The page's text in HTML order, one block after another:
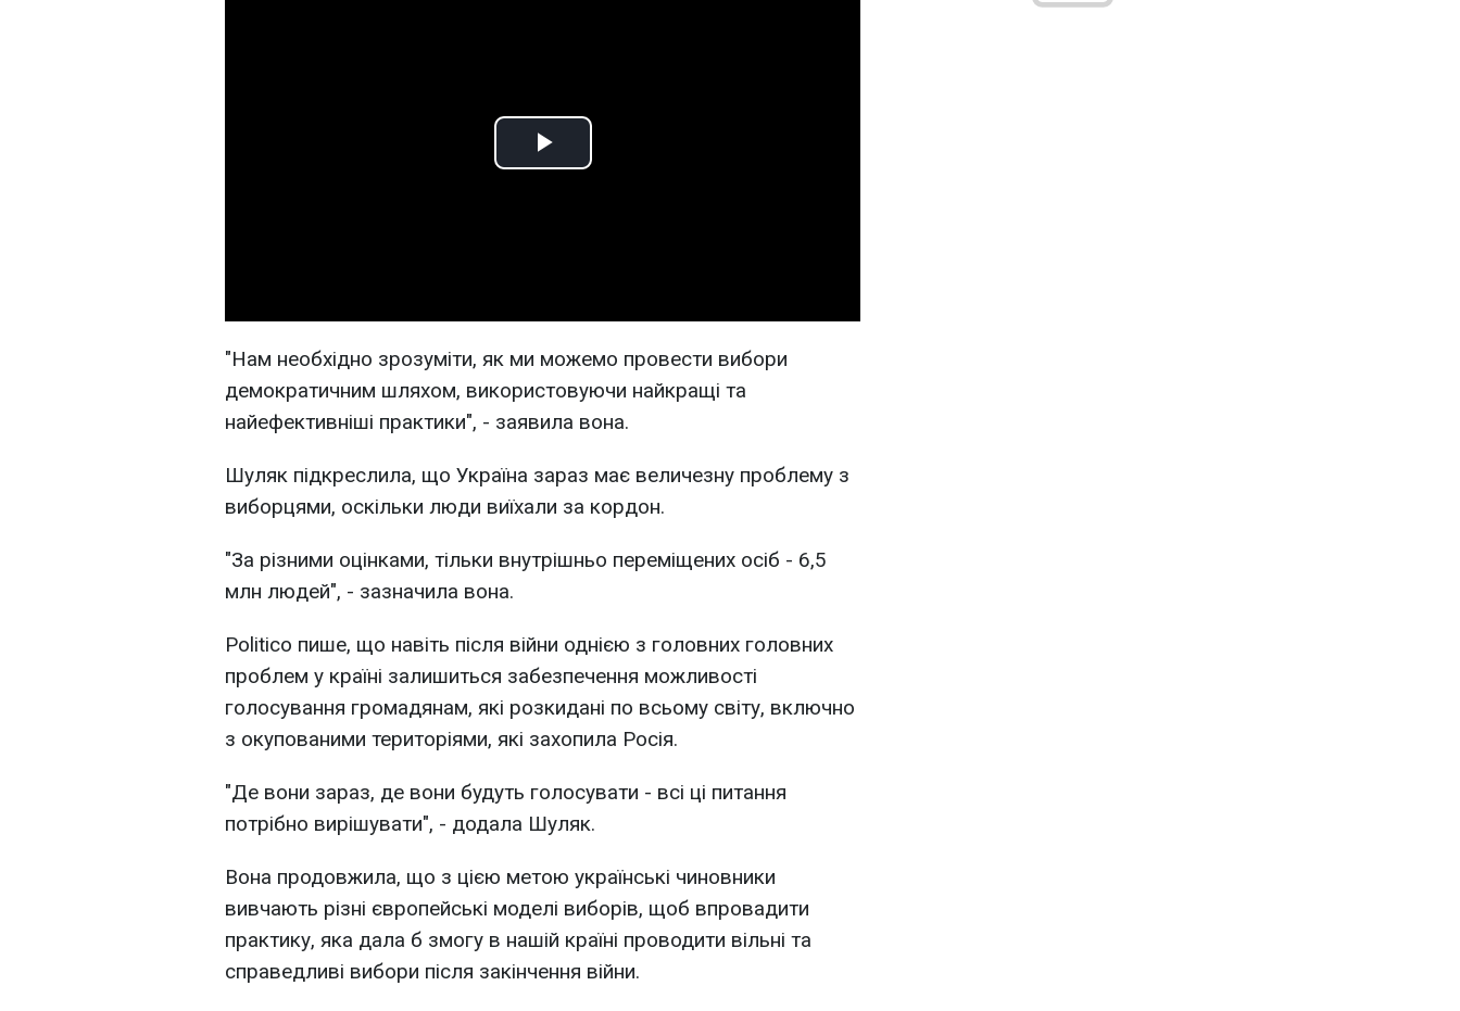
Play
"Нам необхідно зрозуміти, як ми можемо провести вибори
демократичним шляхом, використовуючи найкращі та
найефективніші практики", - заявила вона.
Шуляк підкреслила, що Україна зараз має величезну проблему з
виборцями, оскільки люди виїхали за кордон.
"За різними оцінками, тільки внутрішньо переміщених осіб - 6,5
млн людей", - зазначила вона.
Politico пише, що навіть після війни однією з головних головних
проблем у країні залишиться забезпечення можливості
голосування громадянам, які розкидані по всьому світу, включно
з окупованими територіями, які захопила Росія.
"Де вони зараз, де вони будуть голосувати - всі ці питання
потрібно вирішувати", - додала Шуляк.
Вона продовжила, що з цією метою українські чиновники
вивчають різні європейські моделі виборів, щоб впровадити
практику, яка дала б змогу в нашій країні проводити вільні та
справедливі вибори після закінчення війни.